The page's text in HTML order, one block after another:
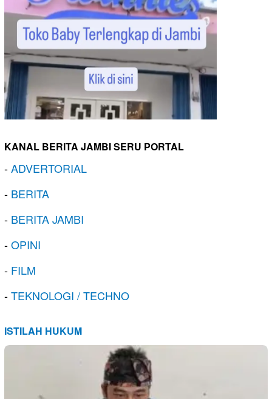
KANAL BERITA JAMBI SERU PORTAL
-ADVERTORIAL
- BERITA
- BERITA JAMBI
-OPINI
- FILM
-TEKNOLOGI / TECHNO
ISTILAH HUKUM